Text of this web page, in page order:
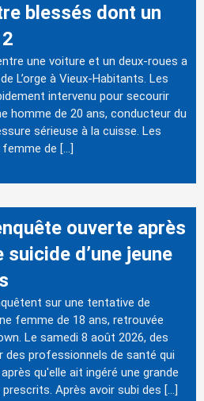
blessés dont un
une voiture et un deux-roues a
L’orge à Vieux-Habitants. Les
intervenu pour secourir
homme de 20 ans, conducteur du
sérieuse à la cuisse. Les
de […]
ouverte après
d’une jeune
sur une tentative de
femme de 18 ans, retrouvée
Le samedi 8 août 2026, des
professionnels de santé qui
qu'elle ait ingéré une grande
Après avoir subi des […]